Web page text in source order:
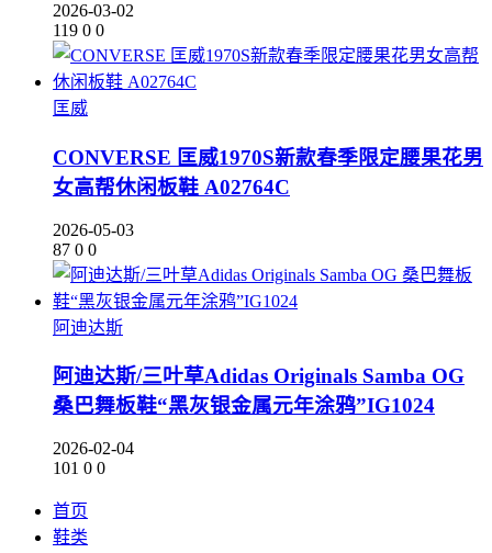
2026-03-02
119 0 0
匡威
CONVERSE 匡威1970S新款春季限定腰果花男
女高帮休闲板鞋 A02764C
2026-05-03
87 0 0
阿迪达斯
阿迪达斯/三叶草Adidas Originals Samba OG
桑巴舞板鞋“黑灰银金属元年涂鸦”IG1024
2026-02-04
101 0 0
首页
鞋类